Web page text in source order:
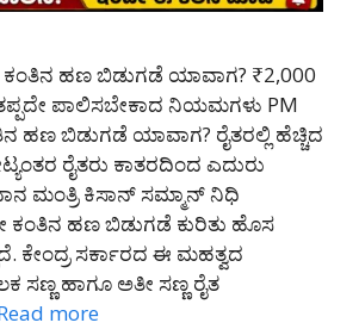
ಕಂತಿನ ಹಣ ಬಿಡುಗಡೆ ಯಾವಾಗ? ₹2,000
ಪಾಲಿಸಬೇಕಾದ ನಿಯಮಗಳು PM
ಹಣ ಬಿಡುಗಡೆ ಯಾವಾಗ? ರೈತರಲ್ಲಿ ಹೆಚ್ಚಿದ
ರೈತರು ಕಾತರದಿಂದ ಎದುರು
ಮಂತ್ರಿ ಕಿಸಾನ್ ಸಮ್ಮಾನ್ ನಿಧಿ
ಹಣ ಬಿಡುಗಡೆ ಕುರಿತು ಹೊಸ
ಕೇಂದ್ರ ಸರ್ಕಾರದ ಈ ಮಹತ್ವದ
ಹಾಗೂ ಅತೀ ಸಣ್ಣ ರೈತ
more